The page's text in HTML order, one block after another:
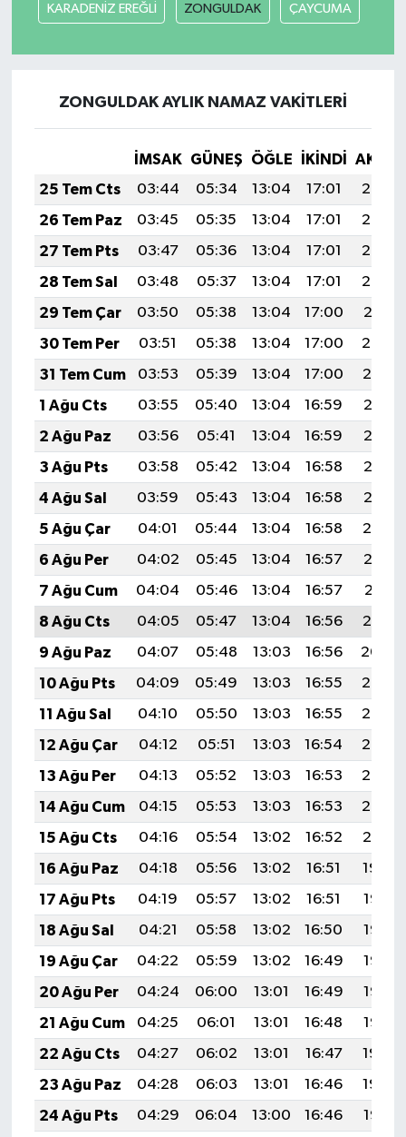
KARADENİZ EREĞLİ ZONGULDAK ÇAYCUMA
ZONGULDAK AYLIK NAMAZ VAKITLERI
İMSAK GÜNEŞ ÖĞLE İKINDI
25 Tem Cts
03:44 05:34 13:04 17:01
20:25
26 Tem Paz
03:45 05:35 13:04 17:01
20:24
27 Tem Pts
03:47 05:36 13:04 17:01
20:23
28 Tem Sal
03:48 05:37 13:04 17:01
20:22
29 Tem Çar
03:50 05:38 13:04 17:00
20:21
30 Tem Per
03:51 05:38 13:04 17:00
20:20
31 Tem Cum
03:53 05:39 13:04 17:00
20:19
1 Ağu Cts
03:55 05:40 13:04 16:59
20:18
2 Ağu Paz
03:56 05:41 13:04 16:59
20:17
3 Ağu Pts
03:58 05:42 13:04 16:58
20:16
4 Ağu Sal
03:59 05:43 13:04 16:58
20:15
5 Ağu Çar
04:01 05:44 13:04 16:58
20:14
6 Ağu Per
04:02 05:45 13:04 16:57
20:12
7 Ağu Cum
04:04 05:46 13:04 16:57
20:11
8 Ağu Cts
04:05 05:47 13:04 16:56
20:10
9 Ağu Paz
04:07 05:48 13:03 16:56
20:09
10 Ağu Pts
04:09 05:49 13:03 16:55
20:07
11 Ağu Sal
04:10 05:50 13:03 16:55
20:06
12 Ağu Çar
04:12 05:51 13:03 16:54
20:05
13 Ağu Per
04:13 05:52 13:03 16:53
20:03
14 Ağu Cum
04:15 05:53 13:03 16:53
20:02
15 Ağu Cts
04:16 05:54 13:02 16:52
20:01
16 Ağu Paz
04:18 05:56 13:02 16:51
19:59
17 Ağu Pts
04:19 05:57 13:02 16:51
19:58
18 Ağu Sal
04:21 05:58 13:02 16:50
19:56
19 Ağu Çar
04:22 05:59 13:02 16:49
19:55
20 Ağu Per
04:24 06:00 13:01 16:49
19:53
21 Ağu Cum
04:25 06:01 13:01 16:48
19:52
22 Ağu Cts
04:27 06:02 13:01 16:47
19:50
23 Ağu Paz
04:28 06:03 13:01 16:46
19:49
24 Ağu Pts
04:29 06:04 13:00 16:46
19:47